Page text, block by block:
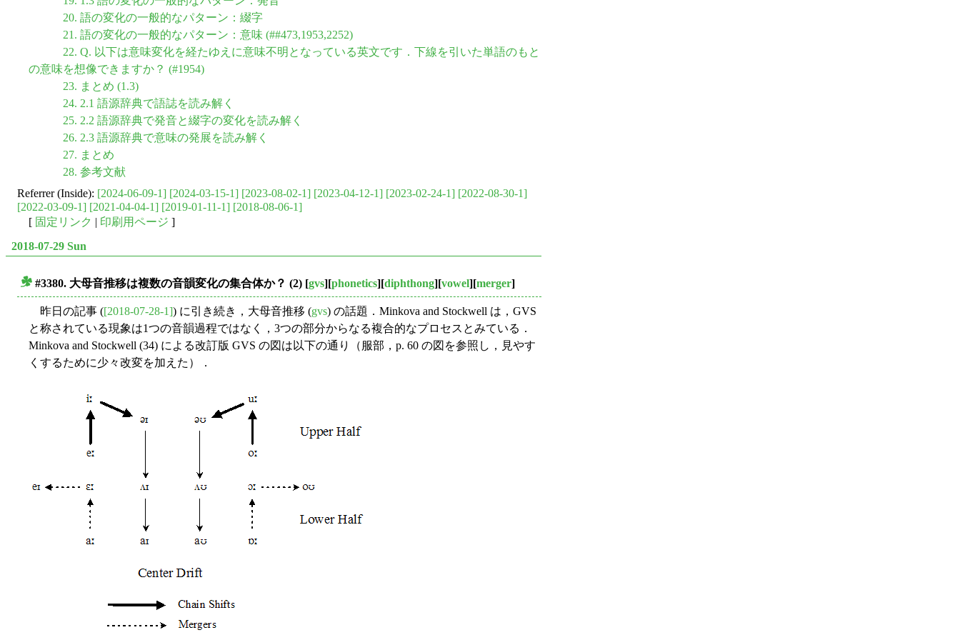
20. 語の変化の一般的なパターン：綴字
21. 語の変化の一般的なパターン：意味 (##473,1953,2252)
22. Q. 以下は意味変化を経たゆえに意味不明となっている英文です．下線を引いた単語のもと
の意味を想像できますか？ (#1954)
23. まとめ (1.3)
24. 2.1 語源辞典で語誌を読み解く
25. 2.2 語源辞典で発音と綴字の変化を読み解く
26. 2.3 語源辞典で意味の発展を読み解く
27. まとめ
28. 参考文献
Referrer (Inside): [2024-06-09-1] [2024-03-15-1] [2023-08-02-1] [2023-04-12-1] [2023-02-24-1] [2022-08-30-1]
[2022-03-09-1] [2021-04-04-1] [2019-01-11-1] [2018-08-06-1]
[ 固定リンク | 印刷用ページ ]
2018-07-29 Sun
#3380. 大母音推移は複数の音韻変化の集合体か？ (2) [gvs][phonetics][diphthong][vowel][merger]
昨日の記事 ([2018-07-28-1]) に引き続き，大母音推移 (gvs) の話題．Minkova and Stockwell は，GVS
と称されている現象は1つの音韻過程ではなく，3つの部分からなる複合的なプロセスとみている．
Minkova and Stockwell (34) による改訂版 GVS の図は以下の通り（服部，p. 60 の図を参照し，見やす
くするために少々改変を加えた）．